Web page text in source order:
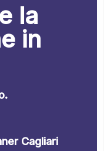
la
in
Cagliari